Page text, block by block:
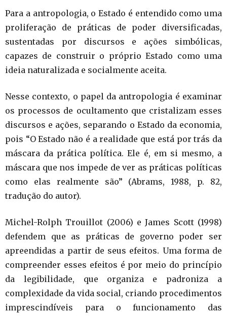
Para a antropologia, o Estado é entendido como uma
proliferação de práticas de poder diversificadas,
sustentadas por discursos e ações simbólicas,
capazes de construir o próprio Estado como uma
ideia naturalizada e socialmente aceita.
Nesse contexto, o papel da antropologia é examinar
os processos de ocultamento que cristalizam esses
discursos e ações, separando o Estado da economia,
pois “O Estado não é a realidade que está por trás da
máscara da prática política. Ele é, em si mesmo, a
máscara que nos impede de ver as práticas políticas
como elas realmente são” (Abrams, 1988, p. 82,
tradução do autor).
Michel-Rolph Trouillot (2006) e James Scott (1998)
defendem que as práticas de governo poder ser
apreendidas a partir de seus efeitos. Uma forma de
compreender esses efeitos é por meio do princípio
da legibilidade, que organiza e padroniza a
complexidade da vida social, criando procedimentos
imprescindíveis para o funcionamento das